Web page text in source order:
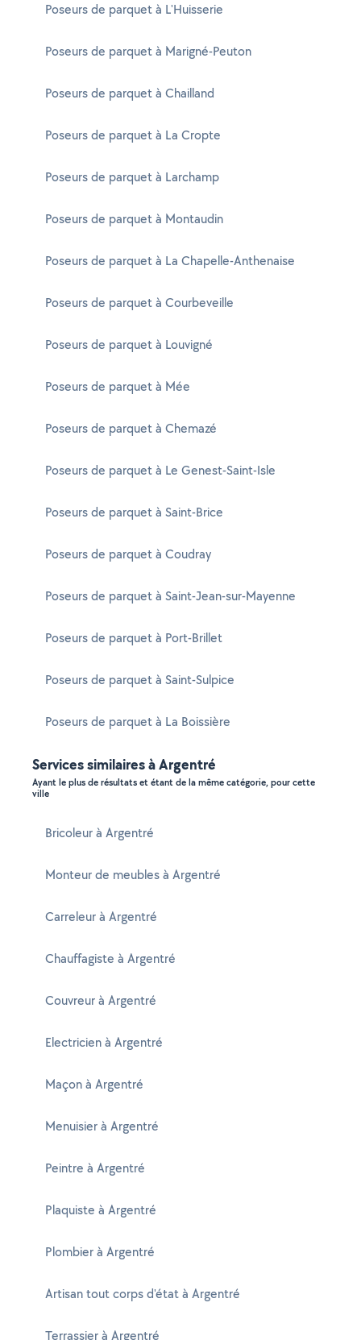
Poseurs de parquet à L'Huisserie
Poseurs de parquet à Marigné-Peuton
Poseurs de parquet à Chailland
Poseurs de parquet à La Cropte
Poseurs de parquet à Larchamp
Poseurs de parquet à Montaudin
Poseurs de parquet à La Chapelle-Anthenaise
Poseurs de parquet à Courbeveille
Poseurs de parquet à Louvigné
Poseurs de parquet à Mée
Poseurs de parquet à Chemazé
Poseurs de parquet à Le Genest-Saint-Isle
Poseurs de parquet à Saint-Brice
Poseurs de parquet à Coudray
Poseurs de parquet à Saint-Jean-sur-Mayenne
Poseurs de parquet à Port-Brillet
Poseurs de parquet à Saint-Sulpice
Poseurs de parquet à La Boissière
Services similaires à Argentré
Ayant le plus de résultats et étant de la même catégorie, pour cette
ville
Bricoleur à Argentré
Monteur de meubles à Argentré
Carreleur à Argentré
Chauffagiste à Argentré
Couvreur à Argentré
Electricien à Argentré
Maçon à Argentré
Menuisier à Argentré
Peintre à Argentré
Plaquiste à Argentré
Plombier à Argentré
Artisan tout corps d'état à Argentré
Terrassier à Argentré